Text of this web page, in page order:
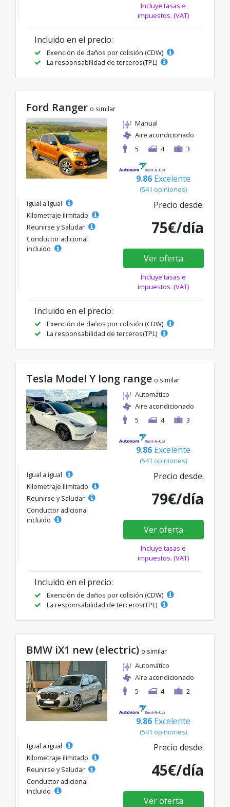
Incluye tasas e
impuestos. (VAT)
Incluido en el precio:
Exención de daños por colisión (CDW)
La responsabilidad de terceros(TPL)
Ford Ranger o similar
Manual
Aire acondicionado
5
4 3
9.86 Excelente
(541 opiniones)
Igual a igual
Kilometraje ilimitado
Reunirse y Saludar
Conductor adicional
incluido
Precio desde:
75€/día
Ver oferta
Incluye tasas e
impuestos. (VAT)
Incluido en el precio:
Exención de daños por colisión (CDW)
La responsabilidad de terceros(TPL)
Tesla Model Y long range o similar
Automático
Aire acondicionado
5
4 3
9.86 Excelente
(541 opiniones)
Igual a igual
Kilometraje ilimitado
Reunirse y Saludar
Conductor adicional
incluido
Precio desde:
79€/día
Ver oferta
Incluye tasas e
impuestos. (VAT)
Incluido en el precio:
Exención de daños por colisión (CDW)
La responsabilidad de terceros(TPL)
BMW iX1 new (electric) o similar
Automático
Aire acondicionado
5
4 2
9.86 Excelente
(541 opiniones)
Igual a igual
Kilometraje ilimitado
Reunirse y Saludar
Conductor adicional
incluido
Precio desde:
45€/día
Ver oferta